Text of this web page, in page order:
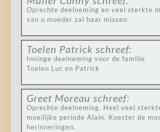
Oprechte deelneming en veel sterkte
van u moeder zal haar missen
Toelen Patrick schreef:
Inninge deelneming voor de familie
Toelen Luc en Patrick
Greet Moreau schreef:
Oprechte deelneming. Heel veel
moeilijke periode Alain. Koester de
herinneringen.